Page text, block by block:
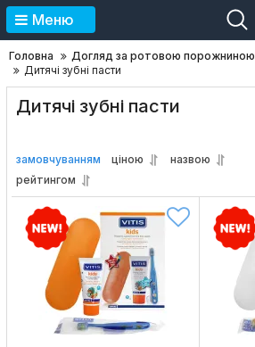
Меню
Головна Догляд за ротовою порожниною
Дитячі зубні пасти
Дитячі зубні пасти
замовчуванням ціною
назвою
рейтингом